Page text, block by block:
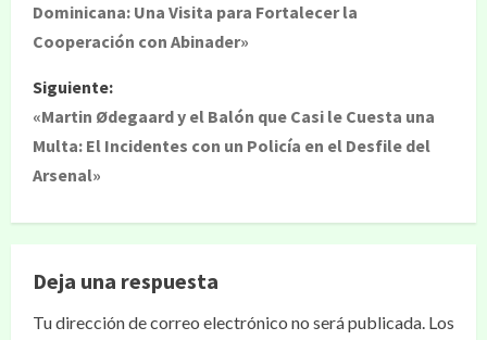
Dominicana: Una Visita para Fortalecer la
Cooperación con Abinader»
Siguiente:
«Martin Ødegaard y el Balón que Casi le Cuesta una
Multa: El Incidentes con un Policía en el Desfile del
Arsenal»
Deja una respuesta
Tu dirección de correo electrónico no será publicada. Los